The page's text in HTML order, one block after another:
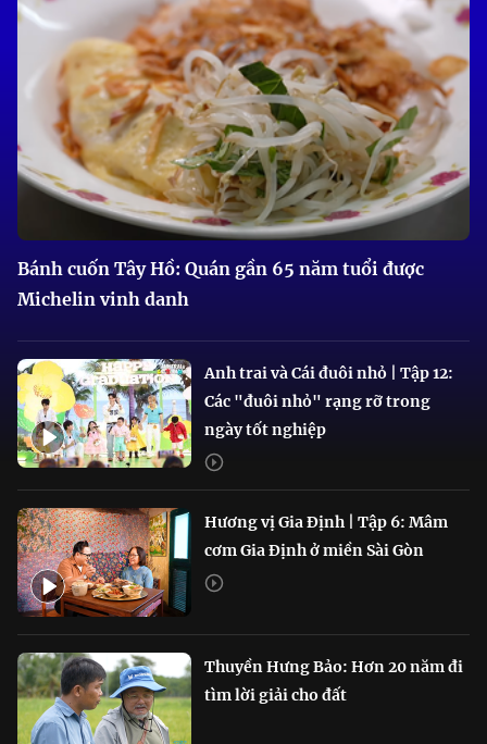
Bánh cuốn Tây Hồ: Quán gần 65 năm tuổi được
Michelin vinh danh
Anh trai và Cái đuôi nhỏ | Tập 12:
Các "đuôi nhỏ" rạng rỡ trong
ngày tốt nghiệp
Hương vị Gia Định | Tập 6: Mâm
cơm Gia Định ở miền Sài Gòn
Thuyền Hưng Bảo: Hơn 20 năm đi
tìm lời giải cho đất